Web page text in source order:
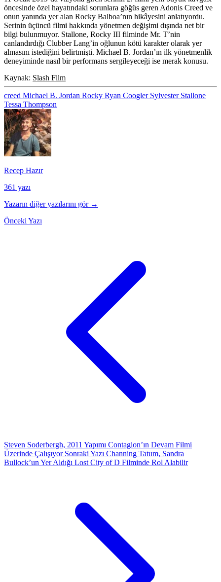
öncesinde özel hayatındaki sorunlara göğüs geren Adonis Creed ve
onun yanında yer alan Rocky Balboa’nın hikâyesini anlatıyordu.
Serinin üçüncü filmi hakkında yönetmen değişimi dışında net bir
bilgi bulunmuyor. Stallone, Rocky III filminde Mr. T’nin
canlandırdığı Clubber Lang’in oğlunun kötü karakter olarak yer
almasını istediğini belirtmişti. Michael B. Jordan’ın ilk yönetmenlik
deneyiminde nasıl bir performans sergileyeceği ise merak konusu.
Kaynak: Slash Film
creed Michael B. Jordan Rocky Ryan Coogler Sylvester Stallone
Tessa Thompson
Recep Hazır
361 yazı
Yazarın diğer yazılarını gör →
Önceki Yazı
Steven Soderbergh, 2011 Yapımı Contagion’ın Devam Filmi
Üzerinde Çalışıyor Sonraki Yazı Channing Tatum, Sandra
Bullock’un Yer Aldığı Lost City of D Filminde Rol Alabilir